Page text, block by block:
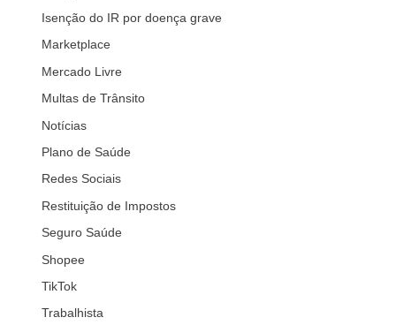
Isenção do IR por doença grave
Marketplace
Mercado Livre
Multas de Trânsito
Notícias
Plano de Saúde
Redes Sociais
Restituição de Impostos
Seguro Saúde
Shopee
TikTok
Trabalhista